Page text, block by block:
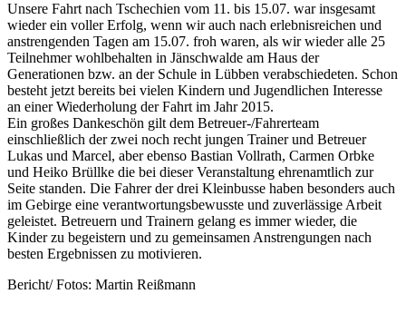
Unsere Fahrt nach Tschechien vom 11. bis 15.07. war insgesamt
wieder ein voller Erfolg, wenn wir auch nach erlebnisreichen und
anstrengenden Tagen am 15.07. froh waren, als wir wieder alle 25
Teilnehmer wohlbehalten in Jänschwalde am Haus der
Generationen bzw. an der Schule in Lübben verabschiedeten. Schon
besteht jetzt bereits bei vielen Kindern und Jugendlichen Interesse
an einer Wiederholung der Fahrt im Jahr 2015.
Ein großes Dankeschön gilt dem Betreuer-/Fahrerteam
einschließlich der zwei noch recht jungen Trainer und Betreuer
Lukas und Marcel, aber ebenso Bastian Vollrath, Carmen Orbke
und Heiko Brüllke die bei dieser Veranstaltung ehrenamtlich zur
Seite standen. Die Fahrer der drei Kleinbusse haben besonders auch
im Gebirge eine verantwortungsbewusste und zuverlässige Arbeit
geleistet. Betreuern und Trainern gelang es immer wieder, die
Kinder zu begeistern und zu gemeinsamen Anstrengungen nach
besten Ergebnissen zu motivieren.
Bericht/ Fotos: Martin Reißmann